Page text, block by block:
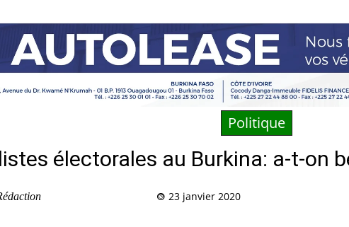
Politique
électorales au Burkina: a-t-on
23 janvier 2020